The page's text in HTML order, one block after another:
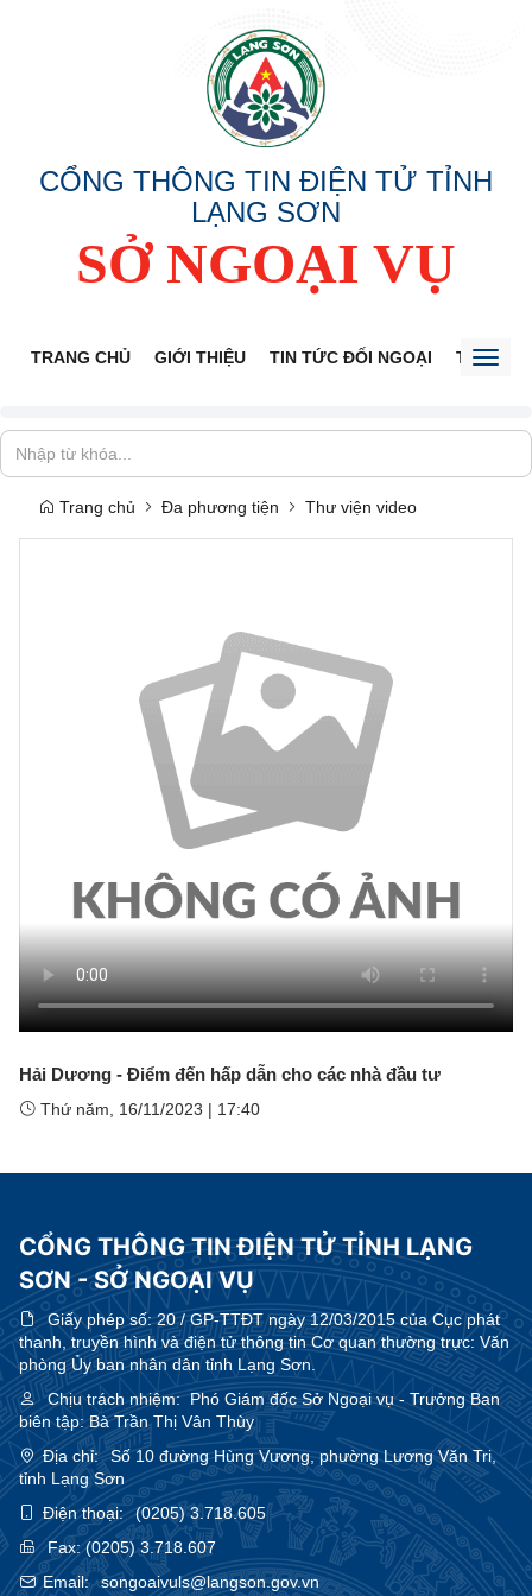
CỔNG THÔNG TIN ĐIỆN TỬ TỈNH
LẠNG SƠN
SỞ NGOẠI VỤ
TRANG CHỦ GIỚI THIỆU TIN TỨC ĐỐI NGOẠI THÔNG
Trang chủ Đa phương tiện Thư viện video
Hải Dương - Điểm đến hấp dẫn cho các nhà đầu tư
Thứ năm, 16/11/2023 | 17:40
CỔNG THÔNG TIN ĐIỆN TỬ TỈNH LẠNG
SƠN - SỞ NGOẠI VỤ
Giấy phép số:20 / GP-TTĐT ngày 12/03/2015 của Cục phát
thanh, truyền hình và điện tử thông tin Cơ quan thường trực: Văn
phòng Ủy ban nhân dân tỉnh Lạng Sơn.
Chịu trách nhiệm:Phó Giám đốc Sở Ngoại vụ - Trưởng Ban
biên tập: Bà Trần Thị Vân Thùy
Địa chỉ:
Số 10 đường Hùng Vương, phường Lương Văn Tri,
tỉnh Lạng Sơn
Điện thoại:
(0205) 3.718.605
Fax:(0205) 3.718.607
Email:
songoaivuls@langson.gov.vn